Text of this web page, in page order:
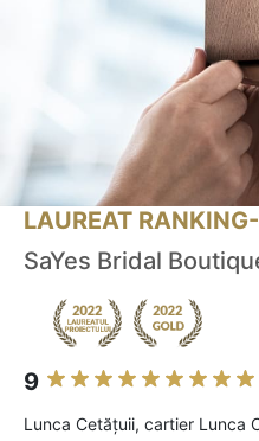
LAUREAT
SaYes Bridal
9
Lunca Cetăţuii, cartier Lunca